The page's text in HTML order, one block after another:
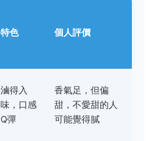
特色 個人評價
滷得入
味，口感
Q彈
香氣足，但偏
甜，不愛甜的人
可能覺得膩